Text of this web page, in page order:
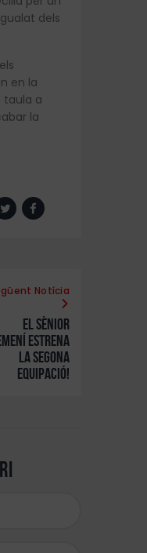
dels
en la
taula a
la
Notícia
El Sènior
estrena
la segona
equipació!